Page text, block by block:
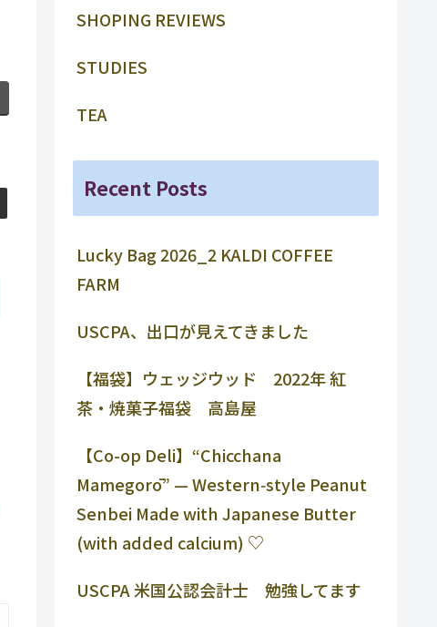
SHOPING REVIEWS
STUDIES
TEA
Recent Posts
Lucky Bag 2026_2 KALDI COFFEE
FARM
USCPA、出口が見えてきました
【福袋】ウェッジウッド 2022年 紅
茶・焼菓子福袋 高島屋
【Co-op Deli】“Chicchana
Mamegorō” — Western‑style Peanut
Senbei Made with Japanese Butter
(with added calcium) ♡
USCPA 米国公認会計士 勉強してます